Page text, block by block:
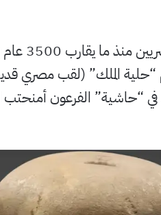
ويسلط
“حلية الملك” (لقب مصري
في “حاشية” الفرعون